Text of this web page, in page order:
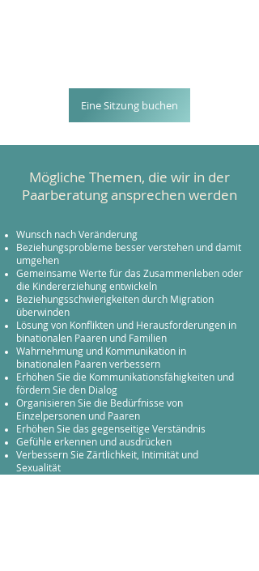
Eine Sitzung buchen
Mögliche Themen, die wir in der
Paarberatung ansprechen werden
Wunsch nach Veränderung
Beziehungsprobleme besser verstehen und damit
umgehen
Gemeinsame Werte für das Zusammenleben oder
die Kindererziehung entwickeln
Beziehungsschwierigkeiten durch Migration
überwinden
Lösung von Konflikten und Herausforderungen in
binationalen Paaren und Familien
Wahrnehmung und Kommunikation in
binationalen Paaren verbessern
Erhöhen Sie die Kommunikationsfähigkeiten und
fördern Sie den Dialog
Organisieren Sie die Bedürfnisse von
Einzelpersonen und Paaren
Erhöhen Sie das gegenseitige Verständnis
Gefühle erkennen und ausdrücken
Verbessern Sie Zärtlichkeit, Intimität und
Sexualität